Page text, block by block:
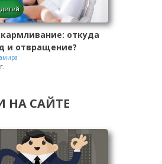
откуда
и отвращение?
НА САЙТЕ